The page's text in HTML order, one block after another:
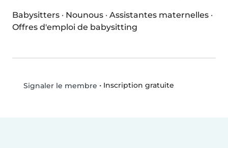
Babysitters · Nounous · Assistantes maternelles ·
Offres d'emploi de babysitting
Signaler le membre • Inscription gratuite